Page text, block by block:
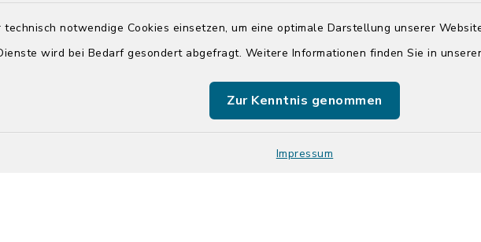
notwendige Cookies einsetzen, um eine optimale Darstellung unserer
wird bei Bedarf gesondert abgefragt. Weitere Informationen finden Sie in
Zur Kenntnis genommen
Impressum
Quicklinks
Kreis Segeberg
Tourist-Info der